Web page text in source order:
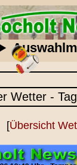
Wetter -
[Übersicht